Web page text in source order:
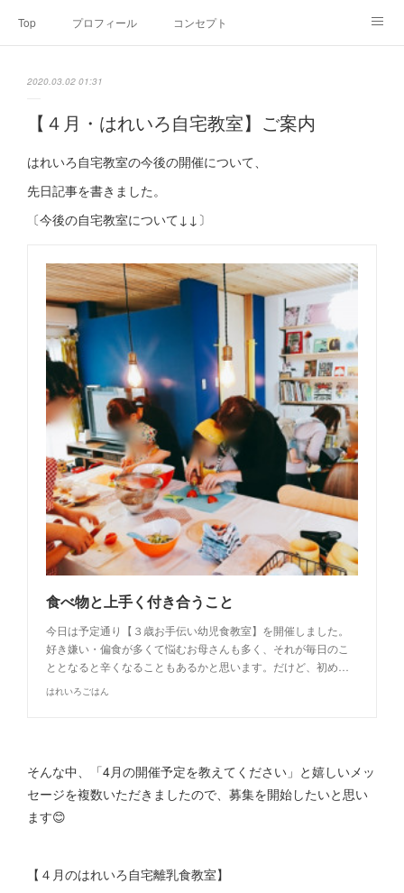
Top プロフィール コンセプト
SNS
2020.03.02 01:31
【４月・はれいろ自宅教室】ご案内
はれいろ自宅教室の今後の開催について、
先日記事を書きました。
〔今後の自宅教室について↓↓〕
食べ物と上手く付き合うこと
今日は予定通り【３歳お手伝い幼児食教室】を開催しました。
好き嫌い・偏食が多くて悩むお母さんも多く、それが毎日のこ
ととなると辛くなることもあるかと思います。だけど、初め…
はれいろごはん
そんな中、「4月の開催予定を教えてください」と嬉しいメッ
セージを複数いただきましたので、募集を開始したいと思い
ます😊
【４月のはれいろ自宅離乳食教室】